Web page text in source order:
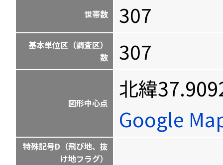
世帯数 307
基本単位区（調査区）
数
307
図形中心点
北緯
Google
特殊記号D（飛び地、抜
け地フラグ）